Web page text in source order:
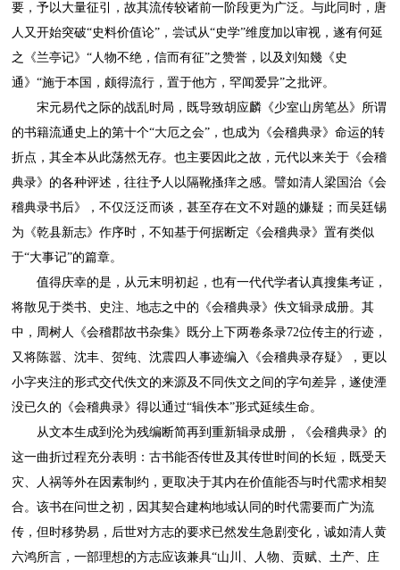
要，予以大量征引，故其流传较诸前一阶段更为广泛。与此同时，唐
人又开始突破“史料价值论”，尝试从“史学”维度加以审视，遂有何延
之《兰亭记》“人物不绝，信而有征”之赞誉，以及刘知幾《史
通》“施于本国，颇得流行，置于他方，罕闻爱异”之批评。
宋元易代之际的战乱时局，既导致胡应麟《少室山房笔丛》所谓
的书籍流通史上的第十个“大厄之会”，也成为《会稽典录》命运的转
折点，其全本从此荡然无存。也主要因此之故，元代以来关于《会稽
典录》的各种评述，往往予人以隔靴搔痒之感。譬如清人梁国治《会
稽典录书后》，不仅泛泛而谈，甚至存在文不对题的嫌疑；而吴廷锡
为《乾县新志》作序时，不知基于何据断定《会稽典录》置有类似
于“大事记”的篇章。
值得庆幸的是，从元末明初起，也有一代代学者认真搜集考证，
将散见于类书、史注、地志之中的《会稽典录》佚文辑录成册。其
中，周树人《会稽郡故书杂集》既分上下两卷条录72位传主的行迹，
又将陈嚣、沈丰、贺纯、沈震四人事迹编入《会稽典录存疑》，更以
小字夹注的形式交代佚文的来源及不同佚文之间的字句差异，遂使湮
没已久的《会稽典录》得以通过“辑佚本”形式延续生命。
从文本生成到沦为残编断简再到重新辑录成册，《会稽典录》的
这一曲折过程充分表明：古书能否传世及其传世时间的长短，既受天
灾、人祸等外在因素制约，更取决于其内在价值能否与时代需求相契
合。该书在问世之初，因其契合建构地域认同的时代需要而广为流
传，但时移势易，后世对方志的要求已然发生急剧变化，诚如清人黄
六鸿所言，一部理想的方志应该兼具“山川、人物、贡赋、土产、庄